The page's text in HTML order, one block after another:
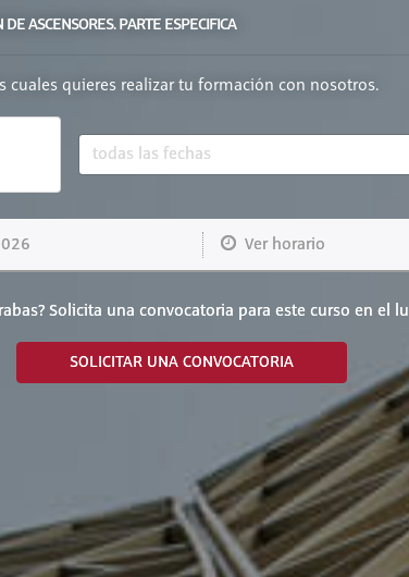
ASCENSORES. PARTE ESPECIFICA
cuales quieres realizar tu formación con nosotros.
Ver horario
Solicita una convocatoria para este curso en el
SOLICITAR UNA CONVOCATORIA